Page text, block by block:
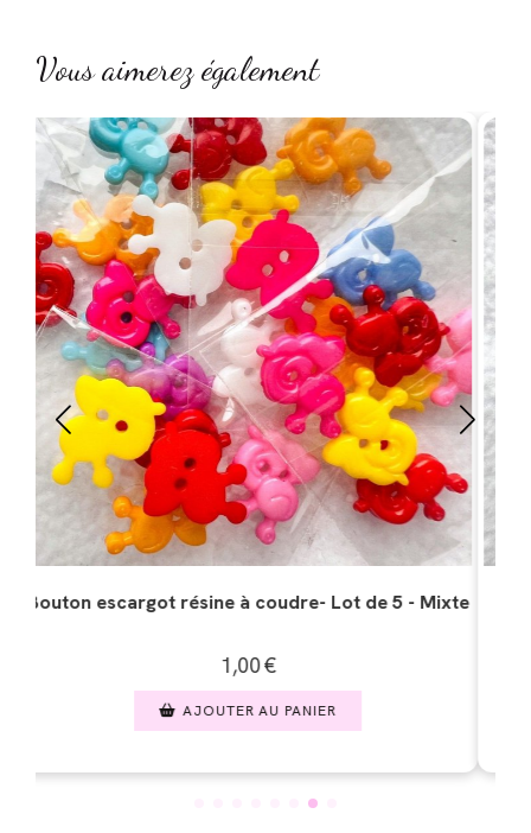
Vous aimerez également
Bouton fleur résine à coudre - Lot de 5 -
1,00
AJOUTER AU PANIER